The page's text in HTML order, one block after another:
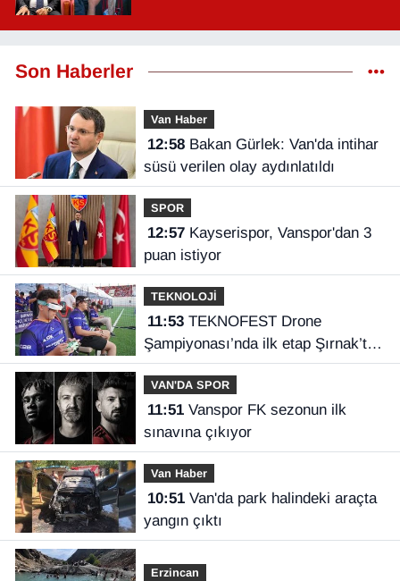
Son Haberler
Van Haber
12:58Bakan Gürlek: Van'da intihar
süsü verilen olay aydınlatıldı
SPOR
12:57Kayserispor, Vanspor'dan 3
puan istiyor
TEKNOLOJİ
11:53TEKNOFEST Drone
Şampiyonası’nda ilk etap Şırnak’ta
başladı
VAN'DA SPOR
11:51Vanspor FK sezonun ilk
sınavına çıkıyor
Van Haber
10:51Van'da park halindeki araçta
yangın çıktı
Erzincan